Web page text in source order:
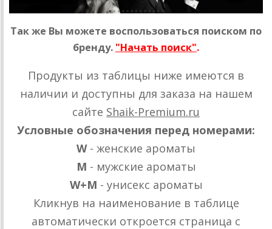
Так же Вы можете воспользоваться поиском по
бренду. "Начать поиск".
Продукты из таблицы ниже имеются в
наличии и доступны для заказа на нашем
сайте Shaik-Premium.ru
Условные обозначения перед номерами:
W- женские ароматы
M - мужские ароматы
W+M - унисекс ароматы
Кликнув на наименование в таблице
автоматически откроется страница с